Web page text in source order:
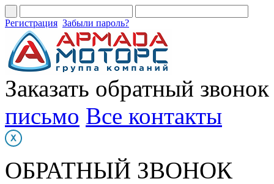
Регистрация Забыли пароль?
Заказать обратный звонок
письмо Все контакты
ОБРАТНЫЙ ЗВОНОК